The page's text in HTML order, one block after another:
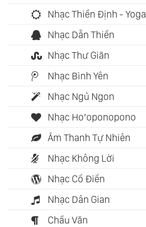
Nhạc Thiền Định - Yoga
Nhạc Dẫn Thiền
Nhạc Thư Giãn
Nhạc Bình Yên
Nhạc Ngủ Ngon
Nhạc Ho’oponopono
Âm Thanh Tự Nhiên
Nhạc Không Lời
Nhạc Cổ Điển
Nhạc Dân Gian
Chầu Văn